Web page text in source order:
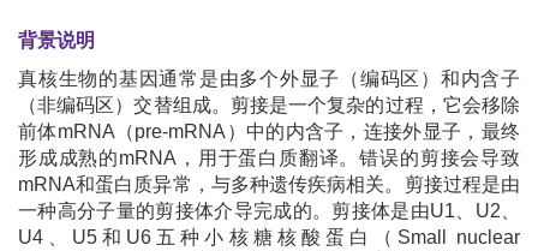
背景说明
真核生物的基因通常是由多个外显子（编码区）和内含子
（非编码区）交替组成。剪接是一个复杂的过程，它会移除
前体mRNA（pre-mRNA）中的内含子，连接外显子，最终
形成成熟的mRNA，用于蛋白质翻译。错误的剪接会导致
mRNA和蛋白质异常，与多种遗传疾病相关。剪接过程是由
一种高分子量的剪接体介导完成的。剪接体是由U1、U2、
U4、U5和U6五种小核糖核酸蛋白（Small nuclear